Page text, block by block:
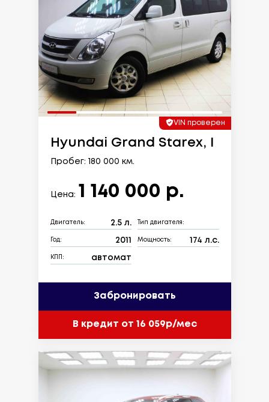
VIN проверен
Hyundai Grand Starex, I
Пробег: 180 000 км.
Цена: 1 140 000 р.
Двигатель: 2.5 л. Тип двигателя:
Год: 2011 Мощность: 174 л.с.
КПП: автомат
Забронировать
В кредит от 16 059р/мес